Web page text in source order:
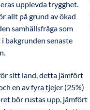
upplevda trygghet.
allt på grund av ökad
samhällsfråga som
bakgrunden senaste
sitt land, detta jämfört
en av fyra tjejer (25%)
bör rustas upp, jämfört